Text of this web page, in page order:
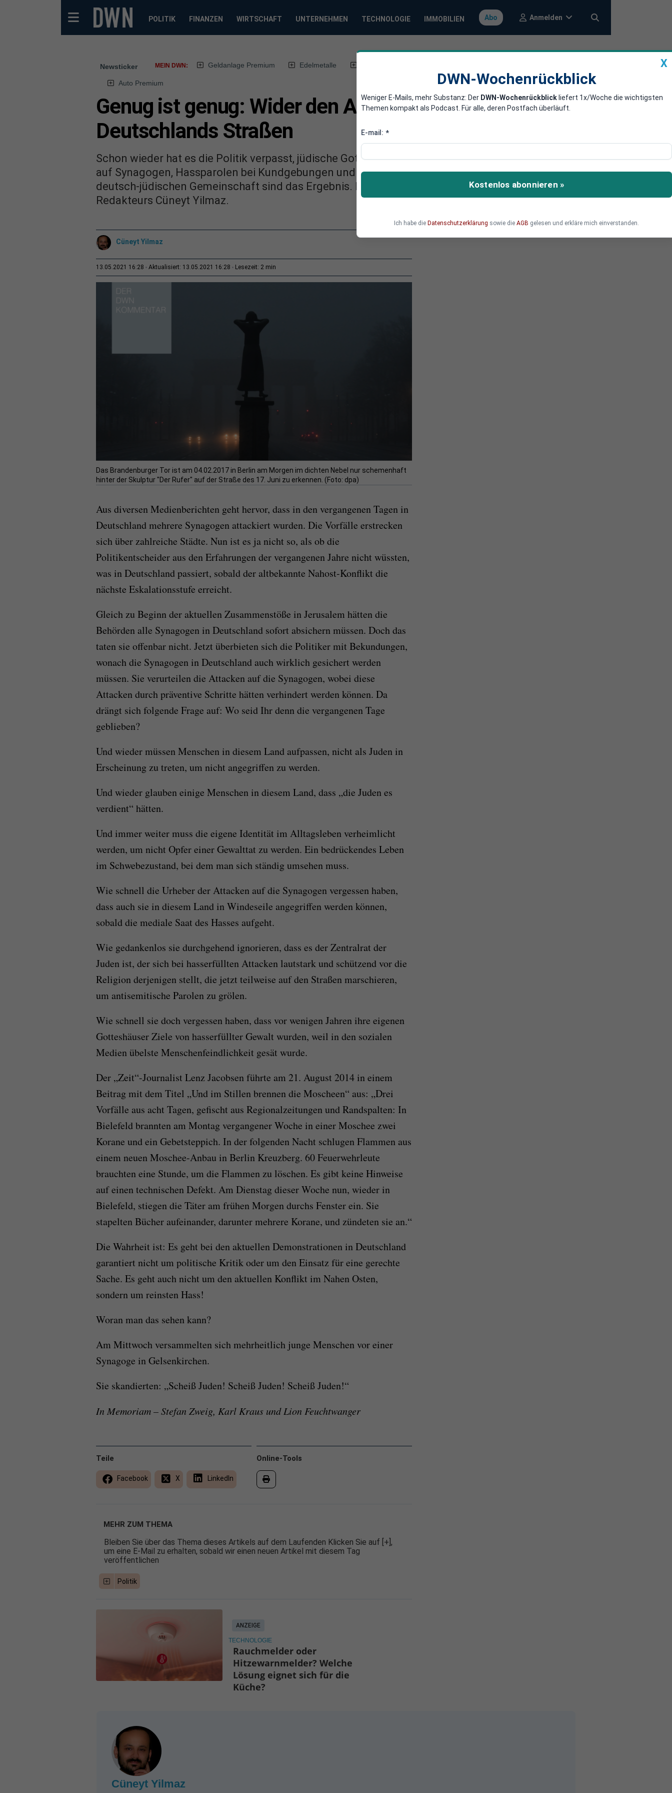
POLITIK FINANZEN WIRTSCHAFT UNTERNEHMEN TECHNOLOGIE IMMOBILIEN Abo Anmelden
Newsticker MEIN DWN: Geldanlage Premium Edelmetalle
Auto Premium
Genug ist genug: Wider den Antisemitismus auf
Deutschlands Straßen
Schon wieder hat es die Politik verpasst, jüdische Gotteshäuser rechtzeitig zu sichern. Attacken
auf Synagogen, Hassparolen bei Kundgebungen und eine große Verunsicherung innerhalb der
deutsch-jüdischen Gemeinschaft sind das Ergebnis. Ein persönlicher Kommentar des DWN-
Redakteurs Cüneyt Yilmaz.
Cüneyt Yilmaz
13.05.2021 16:28 Aktualisiert: 13.05.2021 16:28 Lesezeit: 2 min
Das Brandenburger Tor ist am 04.02.2017 in Berlin am Morgen im dichten Nebel nur schemenhaft
hinter der Skulptur "Der Rufer" auf der Straße des 17. Juni zu erkennen. (Foto: dpa)
Aus diversen Medienberichten geht hervor, dass in den vergangenen Tagen in
Deutschland mehrere Synagogen attackiert wurden. Die Vorfälle erstrecken
sich über zahlreiche Städte. Nun ist es ja nicht so, als ob die
Politikentscheider aus den Erfahrungen der vergangenen Jahre nicht wüssten,
was in Deutschland passiert, sobald der altbekannte Nahost-Konflikt die
nächste Eskalationsstufe erreicht.
Gleich zu Beginn der aktuellen Zusammenstöße in Jerusalem hätten die
Behörden alle Synagogen in Deutschland sofort absichern müssen. Doch das
taten sie offenbar nicht. Jetzt überbieten sich die Politiker mit Bekundungen,
wonach die Synagogen in Deutschland auch wirklich gesichert werden
müssen. Sie verurteilen die Attacken auf die Synagogen, wobei diese
Attacken durch präventive Schritte hätten verhindert werden können. Da
drängt sich folgende Frage auf: Wo seid Ihr denn die vergangenen Tage
geblieben?
Und wieder müssen Menschen in diesem Land aufpassen, nicht als Juden in
Erscheinung zu treten, um nicht angegriffen zu werden.
Und wieder glauben einige Menschen in diesem Land, dass „die Juden es
verdient“ hätten.
Und immer weiter muss die eigene Identität im Alltagsleben verheimlicht
werden, um nicht Opfer einer Gewalttat zu werden. Ein bedrückendes Leben
im Schwebezustand, bei dem man sich ständig umsehen muss.
Wie schnell die Urheber der Attacken auf die Synagogen vergessen haben,
dass auch sie in diesem Land in Windeseile angegriffen werden können,
sobald die mediale Saat des Hasses aufgeht.
Wie gedankenlos sie durchgehend ignorieren, dass es der Zentralrat der
Juden ist, der sich bei hasserfüllten Attacken lautstark und schützend vor die
Religion derjenigen stellt, die jetzt teilweise auf den Straßen marschieren,
um antisemitische Parolen zu grölen.
Wie schnell sie doch vergessen haben, dass vor wenigen Jahren ihre eigenen
Gotteshäuser Ziele von hasserfüllter Gewalt wurden, weil in den sozialen
Medien übelste Menschenfeindlichkeit gesät wurde.
Der „Zeit“-Journalist Lenz Jacobsen führte am 21. August 2014 in einem
Beitrag mit dem Titel „Und im Stillen brennen die Moscheen“ aus: „Drei
Vorfälle aus acht Tagen, gefischt aus Regionalzeitungen und Randspalten: In
Bielefeld brannten am Montag vergangener Woche in einer Moschee zwei
Korane und ein Gebetsteppich. In der folgenden Nacht schlugen Flammen aus
einem neuen Moschee-Anbau in Berlin Kreuzberg. 60 Feuerwehrleute
brauchten eine Stunde, um die Flammen zu löschen. Es gibt keine Hinweise
auf einen technischen Defekt. Am Dienstag dieser Woche nun, wieder in
Bielefeld, stiegen die Täter am frühen Morgen durchs Fenster ein. Sie
stapelten Bücher aufeinander, darunter mehrere Korane, und zündeten sie an.“
Die Wahrheit ist: Es geht bei den aktuellen Demonstrationen in Deutschland
garantiert nicht um politische Kritik oder um den Einsatz für eine gerechte
Sache. Es geht auch nicht um den aktuellen Konflikt im Nahen Osten,
sondern um reinsten Hass!
Woran man das sehen kann?
Am Mittwoch versammelten sich mehrheitlich junge Menschen vor einer
Synagoge in Gelsenkirchen.
Sie skandierten: „Scheiß Juden! Scheiß Juden! Scheiß Juden!“
In Memoriam – Stefan Zweig, Karl Kraus und Lion Feuchtwanger
Online-Tools
Teile
Facebook X LinkedIn
MEHR ZUM THEMA
Bleiben Sie über das Thema dieses Artikels auf dem Laufenden Klicken Sie auf [+],
um eine E-Mail zu erhalten, sobald wir einen neuen Artikel mit diesem Tag
veröffentlichen
Politik
ANZEIGE
TECHNOLOGIE
Rauchmelder oder
Hitzewarnmelder? Welche
Lösung eignet sich für die
Küche?
X
DWN-Wochenrückblick
Weniger E-Mails, mehr Substanz: Der DWN-Wochenrückblick liefert 1x/Woche die wichtigsten
Themen kompakt als Podcast. Für alle, deren Postfach überläuft.
E-mail: *
Kostenlos abonnieren »
Ich habe die Datenschutzerklärung sowie die AGB gelesen und erkläre mich einverstanden.
Cüneyt Yilmaz